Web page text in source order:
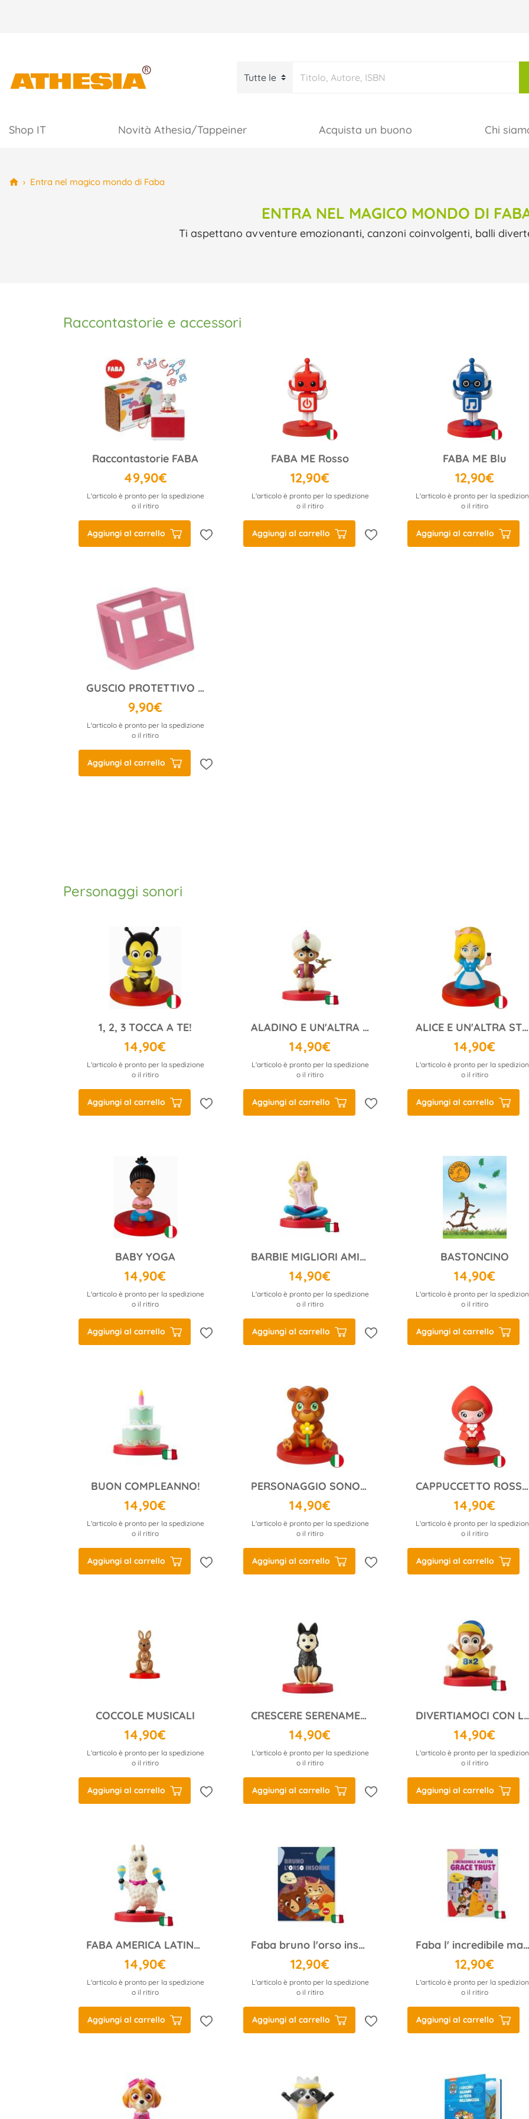
Shop IT Novità Athesia/Tappeiner Acquista un buono Chi
› Entra nel magico mondo di Faba
ENTRA NEL MAGICO MONDO DI
Ti aspettano avventure emozionanti, canzoni coinvolgenti, balli
Raccontastorie e accessori
Raccontastorie FABA
49,90€
L'articolo è pronto per la spedizione
o il ritiro
Aggiungi al carrello
FABA ME Rosso
12,90€
L'articolo è pronto per la spedizione
o il ritiro
Aggiungi al carrello
FABA ME Blu
12,90€
L'articolo è pronto per la
o il ritiro
Aggiungi al carrello
GUSCIO PROTETTIVO ROSA
9,90€
L'articolo è pronto per la spedizione
o il ritiro
Aggiungi al carrello
Personaggi sonori
1, 2, 3 TOCCA A TE!
14,90€
L'articolo è pronto per la spedizione
o il ritiro
Aggiungi al carrello
ALADINO E UN'ALTRA STORIA…
14,90€
L'articolo è pronto per la spedizione
o il ritiro
Aggiungi al carrello
ALICE E UN'ALTRA STORIA...
14,90€
L'articolo è pronto per la
o il ritiro
Aggiungi al carrello
BABY YOGA
14,90€
L'articolo è pronto per la spedizione
o il ritiro
Aggiungi al carrello
BARBIE MIGLIORI AMICHE
14,90€
L'articolo è pronto per la spedizione
o il ritiro
Aggiungi al carrello
BASTONCINO
14,90€
L'articolo è pronto per la
o il ritiro
Aggiungi al carrello
BUON COMPLEANNO!
14,90€
L'articolo è pronto per la spedizione
o il ritiro
Aggiungi al carrello
PERSONAGGIO SONORO - CANTA E BALLA CON NINO
14,90€
L'articolo è pronto per la spedizione
o il ritiro
Aggiungi al carrello
CAPPUCCETTO ROSSO E ALTRE STORIE...
14,90€
L'articolo è pronto per la
o il ritiro
Aggiungi al carrello
COCCOLE MUSICALI
14,90€
L'articolo è pronto per la spedizione
o il ritiro
Aggiungi al carrello
CRESCERE SERENAMENTE
14,90€
L'articolo è pronto per la spedizione
o il ritiro
Aggiungi al carrello
DIVERTIAMOCI
14,90€
L'articolo è pronto per la
o il ritiro
Aggiungi al carrello
FABA AMERICA LATINA IN MUSICA
14,90€
L'articolo è pronto per la spedizione
o il ritiro
Aggiungi al carrello
Faba bruno l'orso insonne
12,90€
L'articolo è pronto per la spedizione
o il ritiro
Aggiungi al carrello
Faba l' incredibile maestra grace trust
12,90€
L'articolo è pronto per la
o il ritiro
Aggiungi al carrello